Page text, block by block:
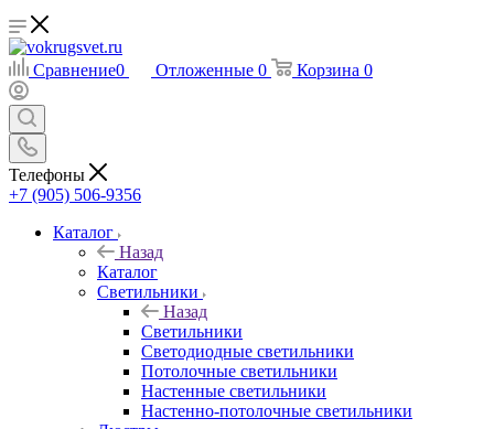
Сравнение0 Отложенные 0 Корзина 0
Телефоны
+7 (905) 506-9356
Каталог
Назад
Каталог
Светильники
Назад
Светильники
Светодиодные светильники
Потолочные светильники
Настенные светильники
Настенно-потолочные светильники